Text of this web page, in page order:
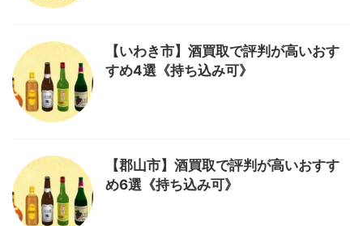
【いわき市】酒買取で評判が高いおす
すめ4選《持ち込み可》
【郡山市】酒買取で評判が高いおすす
め6選《持ち込み可》